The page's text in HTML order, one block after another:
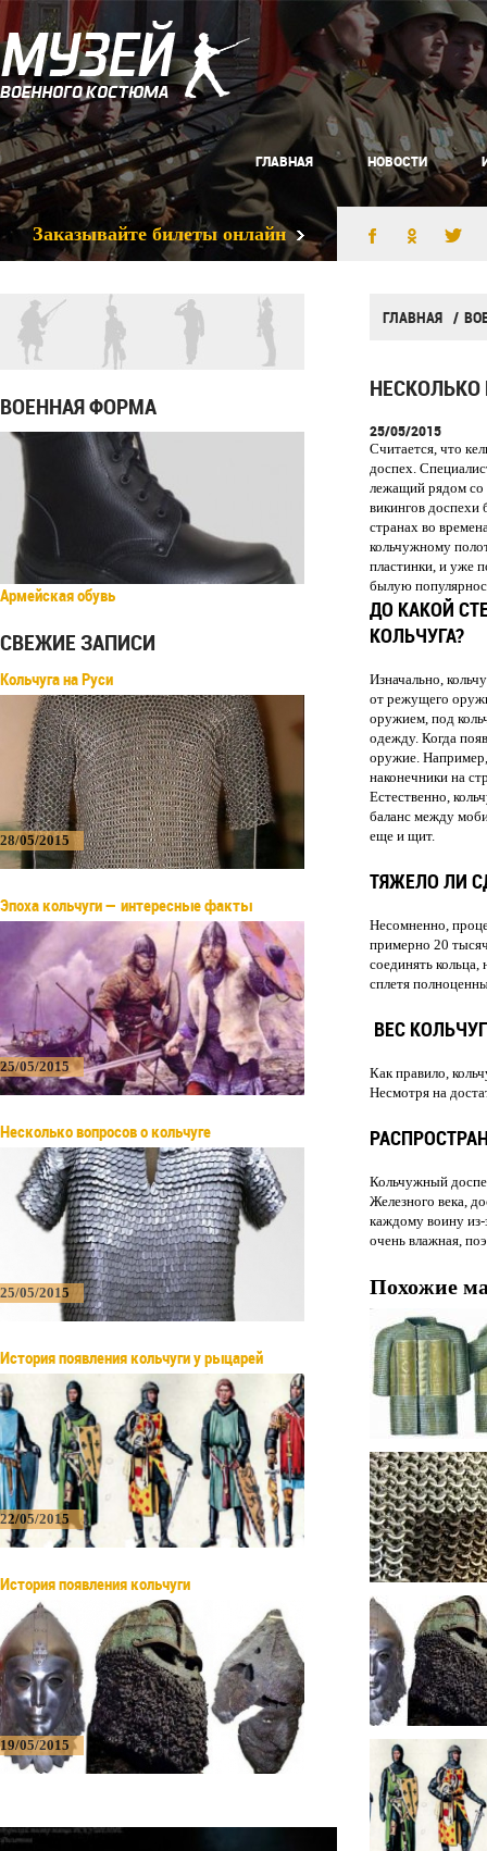
ГЛАВНАЯ НОВОСТИ
Заказывайте билеты онлайн
ВОЕННАЯ ФОРМА
Армейская обувь
СВЕЖИЕ ЗАПИСИ
Кольчуга на Руси
28/05/2015
Эпоха кольчуги — интересные факты
25/05/2015
Несколько вопросов о кольчуге
25/05/2015
История появления кольчуги у рыцарей
22/05/2015
История появления кольчуги
19/05/2015
ГЛАВНАЯ
25/05/2015
Считается, что
доспех.
лежащий рядом
викингов доспехи
странах во
кольчужному
пластинки, и уже
былую
ДО КАКОЙ
КОЛЬЧУГА?
Изначально,
от режущего
оружием, под
одежду. Когда
оружие.
наконечники на
Естественно,
баланс между
еще и щит.
ТЯЖЕЛО ЛИ
Несомненно,
примерно 20
соединять
сплетя
ВЕС
Как правило,
Несмотря на
Кольчужный
Железного века,
каждому воину
очень влажная,
Похожие